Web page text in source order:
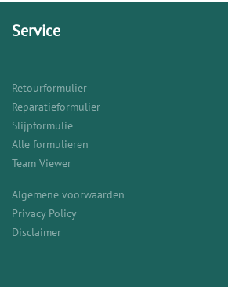
Service
Retourformulier
Reparatieformulier
Slijpformulie
Alle formulieren
Team Viewer
Algemene voorwaarden
Privacy Policy
Disclaimer